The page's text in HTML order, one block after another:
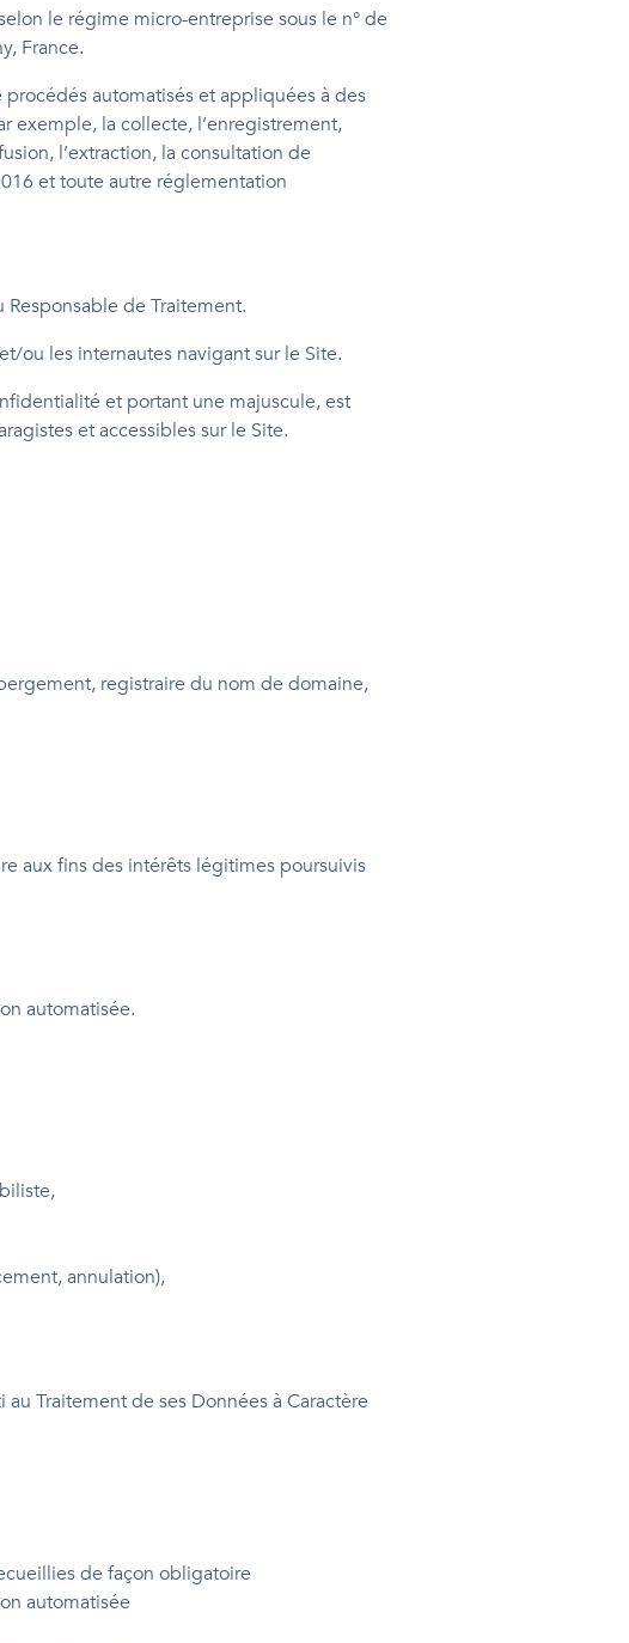
le régime micro-entreprise sous le n° de
France.
automatisés et appliquées à des
exemple, la collecte, l’enregistrement,
l’extraction, la consultation de
et toute autre réglementation
de Traitement.
ou les internautes navigant sur le Site.
et portant une majuscule, est
et accessibles sur le Site.
registraire du nom de domaine,
aux fins des intérêts légitimes poursuivis
automatisée.
annulation),
Traitement de ses Données à Caractère
de façon obligatoire
automatisée